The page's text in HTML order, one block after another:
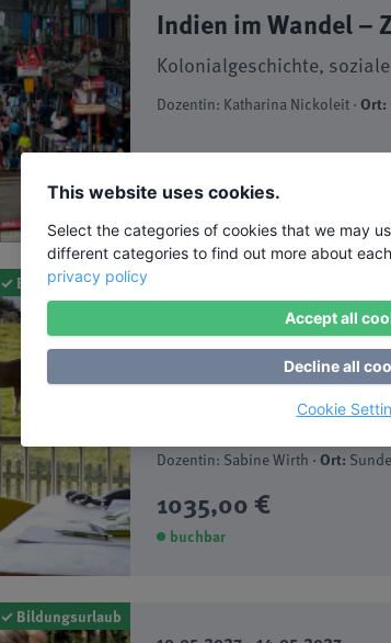
Indien im Wandel –
Kolonialgeschichte,
Dozentin: Katharina Nickoleit ·Ort:
buchbar
✓ Bildungsurlaub
19.04.2027 - 23.04.2027
Mit Stärke und
gestalten und
Arbeitswelt im Wandel –
Dozentin: Sabine Wirth ·Ort:
1035,00 €
buchbar
✓ Bildungsurlaub
This website uses cookies.
Select the categories of cookies that we may
different categories to find out more about
privacy policy
Accept all
Decline all
Cookie